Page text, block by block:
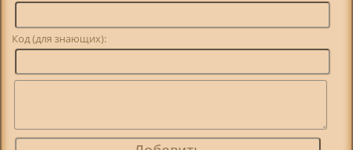
Код (для знающих):